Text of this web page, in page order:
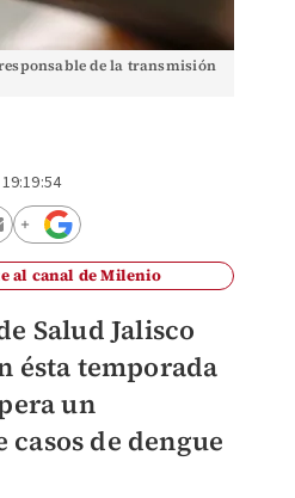
de la transmisión
al canal de Milenio
Salud Jalisco
ésta temporada
un
de dengue